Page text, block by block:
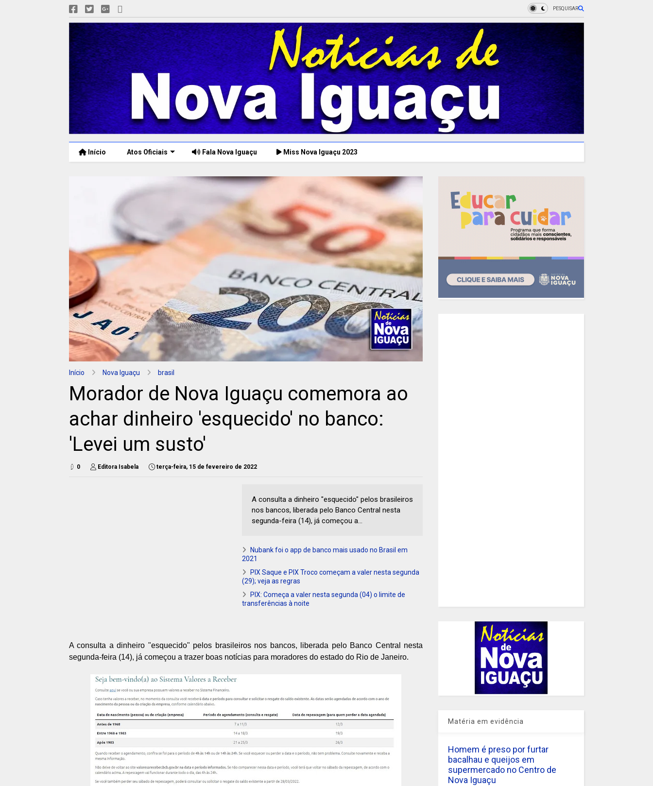
PESQUISAR
Início Atos Oficiais Fala Nova Iguaçu Miss Nova Iguaçu 2023
Início Nova Iguaçu brasil
Morador de Nova Iguaçu comemora ao
achar dinheiro 'esquecido' no banco:
'Levei um susto'
0 Editora Isabela terça-feira, 15 de fevereiro de 2022
A consulta a dinheiro "esquecido" pelos brasileiros
nos bancos, liberada pelo Banco Central nesta
segunda-feira (14), já começou a...
Nubank foi o app de banco mais usado no Brasil em
2021
PIX Saque e PIX Troco começam a valer nesta segunda
(29); veja as regras
PIX: Começa a valer nesta segunda (04) o limite de
transferências à noite
A consulta a dinheiro "esquecido" pelos brasileiros nos bancos, liberada pelo Banco Central nesta
segunda-feira (14), já começou a trazer boas notícias para moradores do estado do Rio de Janeiro.
Matéria em evidência
Homem é preso por furtar
bacalhau e queijos em
supermercado no Centro de
Nova Iguaçu